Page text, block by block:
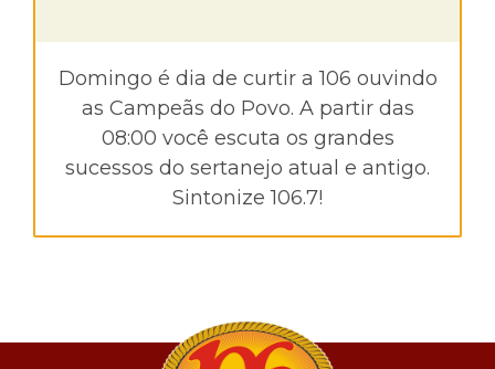
Domingo é dia de curtir a 106 ouvindo
as Campeãs do Povo. A partir das
08:00 você escuta os grandes
sucessos do sertanejo atual e antigo.
Sintonize 106.7!